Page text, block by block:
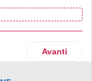
RM-TheFork
Articolo
Avanti